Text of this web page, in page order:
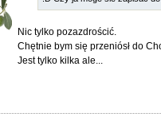
Nic tylko pozazdrościć.
Chętnie bym się przeniósł do
Jest tylko kilka ale...